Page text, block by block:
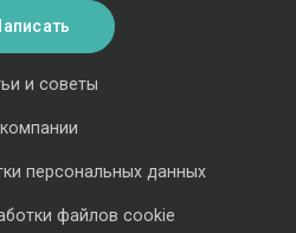
и советы
персональных данных
файлов cookie